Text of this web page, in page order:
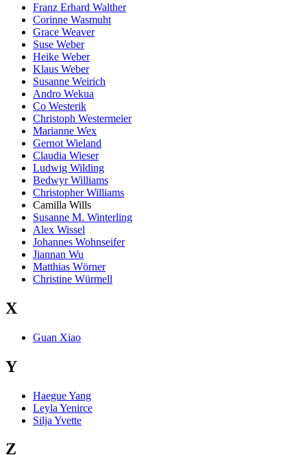
Franz Erhard Walther
Corinne Wasmuht
Grace Weaver
Suse Weber
Heike Weber
Klaus Weber
Susanne Weirich
Andro Wekua
Co Westerik
Christoph Westermeier
Marianne Wex
Gernot Wieland
Claudia Wieser
Ludwig Wilding
Bedwyr Williams
Christopher Williams
Camilla Wills
Susanne M. Winterling
Alex Wissel
Johannes Wohnseifer
Jiannan Wu
Matthias Wörner
Christine Würmell
X
Guan Xiao
Y
Haegue Yang
Leyla Yenirce
Silja Yvette
Z